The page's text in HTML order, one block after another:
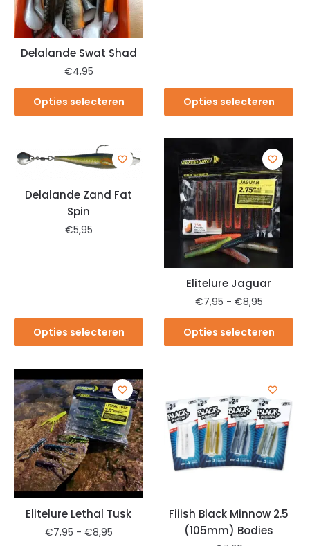
Delalande Swat Shad
€4,95
Opties selecteren Opties selecteren
Delalande Zand Fat
Spin
€5,95
Opties selecteren
Elitelure Jaguar
€7,95 - €8,95
Opties selecteren
Elitelure Lethal Tusk
€7,95 - €8,95
Fiiish Black Minnow 2.5
(105mm) Bodies